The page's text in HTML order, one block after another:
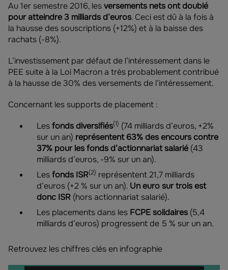
Au 1er semestre 2016, lesversements nets ont doublé
pour atteindre 3 milliards d’euros. Ceci est dû à la fois à
la hausse des souscriptions (+12%) et à la baisse des
rachats (-8%).
L’investissement par défaut de l’intéressement dans le
PEE suite à la Loi Macron a très probablement contribué
à la hausse de 30% des versements de l’intéressement.
Concernant les supports de placement :
Lesfonds diversifiés(1) (74 milliards d’euros, +2%
sur un an) représentent 63% des encours contre
37% pour les fonds d’actionnariat salarié (43
milliards d’euros, -9% sur un an).
Lesfonds ISR(2) représentent 21,7 milliards
d’euros (+2 % sur un an). Un euro sur trois est
donc ISR (hors actionnariat salarié).
Les placements dans les FCPE solidaires (5,4
milliards d’euros) progressent de 5 % sur un an.
Retrouvez les chiffres clés en infographie